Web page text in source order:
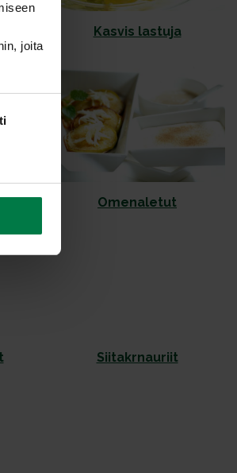
joita
Kasvis lastuja
Omenaletut
Siitakrnauriit